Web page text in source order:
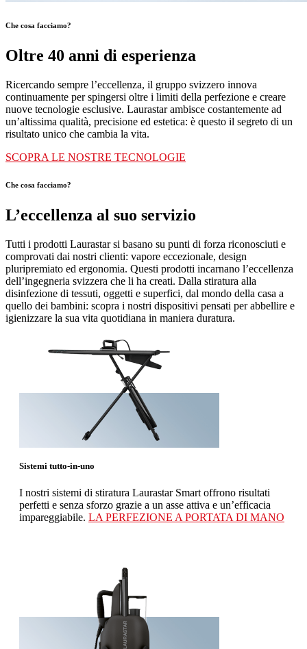
Che cosa facciamo?
Oltre 40 anni di esperienza
Ricercando sempre l’eccellenza, il gruppo svizzero innova
continuamente per spingersi oltre i limiti della perfezione e creare
nuove tecnologie esclusive. Laurastar ambisce costantemente ad
un’altissima qualità, precisione ed estetica: è questo il segreto di un
risultato unico che cambia la vita.
SCOPRA LE NOSTRE TECNOLOGIE
Che cosa facciamo?
L’eccellenza al suo servizio
Tutti i prodotti Laurastar si basano su punti di forza riconosciuti e
comprovati dai nostri clienti: vapore eccezionale, design
pluripremiato ed ergonomia. Questi prodotti incarnano l’eccellenza
dell’ingegneria svizzera che li ha creati. Dalla stiratura alla
disinfezione di tessuti, oggetti e superfici, dal mondo della casa a
quello dei bambini: scopra i nostri dispositivi pensati per abbellire e
igienizzare la sua vita quotidiana in maniera duratura.
Sistemi tutto-in-uno
I nostri sistemi di stiratura Laurastar Smart offrono risultati
perfetti e senza sforzo grazie a un asse attiva e un’efficacia
impareggiabile. LA PERFEZIONE A PORTATA DI MANO